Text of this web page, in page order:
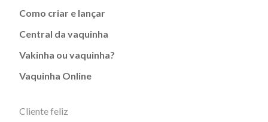
Como criar e lançar
Central da vaquinha
Vakinha ou vaquinha?
Vaquinha Online
Cliente feliz